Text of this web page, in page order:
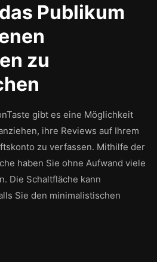
Publikum
zu
gibt es eine Möglichkeit
ihre Reviews auf Ihrem
zu verfassen. Mithilfe der
haben Sie ohne Aufwand viele
Die Schaltfläche kann
Sie den minimalistischen